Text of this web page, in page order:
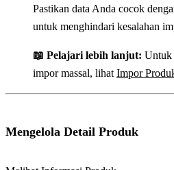
Pastikan data Anda cocok
untuk menghindari kesalahan
📖 Pelajari lebih lanjut: Untuk
impor massal, lihatImpor
Mengelola Detail Produk